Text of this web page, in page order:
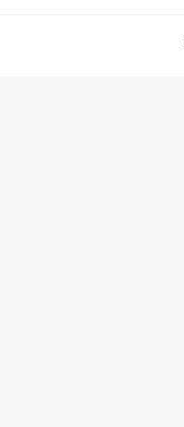
המשלוח המתאימה לכם,